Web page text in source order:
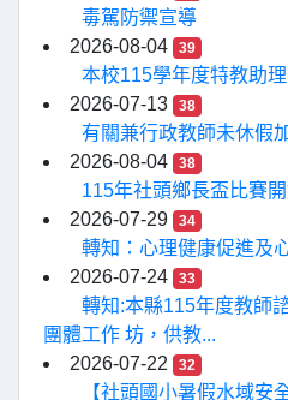
毒駕防禦宣導
2026-08-04
39
本校115學年度特教助
2026-07-13
38
有關兼行政教師未休假
2026-08-04
38
115年社頭鄉長盃比賽開
2026-07-29
34
轉知：心理健康促進及
2026-07-24
33
轉知:本縣115年度教師
團體工作 坊，供教...
2026-07-22
32
【社頭國小暑假水域安